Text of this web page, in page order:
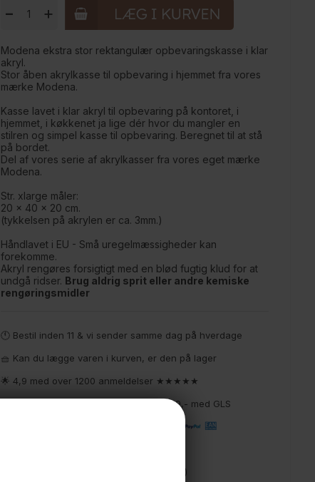
+
-
Modena ekstra stor rektangulær opbevaringskasse i klar
akryl.
Stor åben akrylkasse til opbevaring i hjemmet fra vores
mærke Modena.
Kasse lavet i klar akryl til opbevaring på kontoret, i
hjemmet, i køkkenet ja lige dér hvor du mangler en
stilren og simpel kasse til opbevaring. Beregnet til at stå
på bordet.
Del af vores serie af akrylkasser fra vores eget mærke
Modena.
Str. xlarge måler:
20 x 40 x 20 cm.
(tykkelsen på akrylen er ca. 3mm.)
Håndlavet i EU - Små uregelmæssigheder kan
forekomme.
Akryl rengøres forsigtigt med en blød fugtig klud for at
undgå ridser. Brug aldrig sprit eller andre kemiske
rengøringsmidler
🕚 Bestil inden 11 & vi sender samme dag på hverdage
🧺 Kan du lægge varen i kurven, er den på lager
🌟 4,9 med over 1200 anmeldelser ★★★★★
📦 Fragtfri v. køb over 999,- ellers fra 49,- med GLS
(24/7)